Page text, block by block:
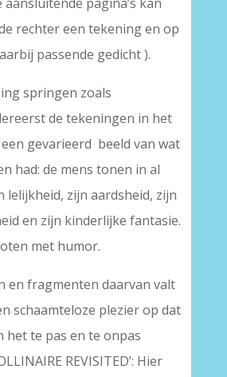
pagina’s kan
rechter een tekening en op
passende gedicht ).
springen zoals
de tekeningen in het
gevarieerd beeld van wat
had: de mens tonen in al
lelijkheid, zijn aardsheid, zijn
en zijn kinderlijke fantasie.
met humor.
en fragmenten daarvan valt
schaamteloze plezier op dat
het te pas en te onpas
REVISITED’: Hier